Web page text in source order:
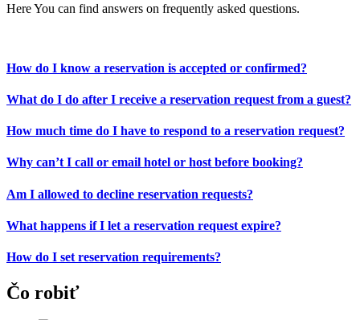
Here You can find answers on frequently asked questions.
How do I know a reservation is accepted or confirmed?
What do I do after I receive a reservation request from a guest?
How much time do I have to respond to a reservation request?
Why can’t I call or email hotel or host before booking?
Am I allowed to decline reservation requests?
What happens if I let a reservation request expire?
How do I set reservation requirements?
Čo robiť